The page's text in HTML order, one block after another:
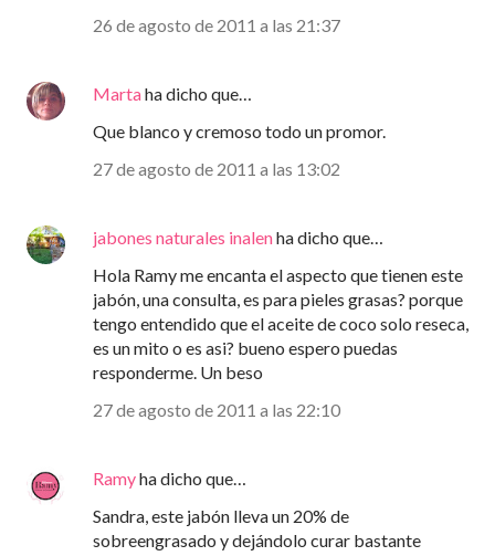
26 de agosto de 2011 a las 21:37
Martaha dicho que…
Que blanco y cremoso todo un promor.
27 de agosto de 2011 a las 13:02
jabones naturales inalenha dicho que…
Hola Ramy me encanta el aspecto que tienen este
jabón, una consulta, es para pieles grasas? porque
tengo entendido que el aceite de coco solo reseca,
es un mito o es asi? bueno espero puedas
responderme. Un beso
27 de agosto de 2011 a las 22:10
Ramyha dicho que…
Sandra, este jabón lleva un 20% de
sobreengrasado y dejándolo curar bastante